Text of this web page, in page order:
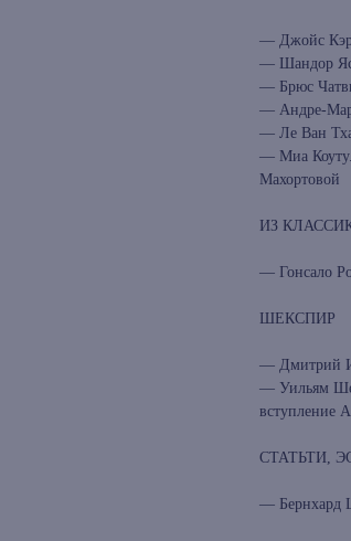
— Джойс
— Шандор
— Брюс
— Андре-
— Ле Ван
— Миа Коуту.
Махортовой
ИЗ
— Гонсало
ШЕКСПИР
— Дмитрий
— Уильям
вступление
СТАТЬТИ,
— Бернхард